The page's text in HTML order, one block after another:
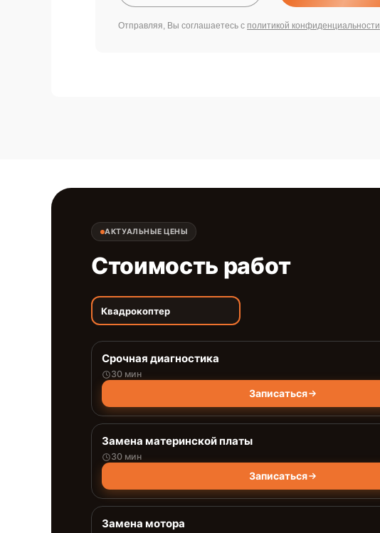
Отправляя, Вы соглашаетесь с политикой конфиденциальности
АКТУАЛЬНЫЕ ЦЕНЫ
Стоимость работ
Квадрокоптер
Срочная диагностика
30 мин
Записаться
Замена материнской платы
30 мин
Записаться
Замена мотора